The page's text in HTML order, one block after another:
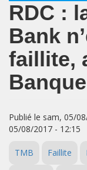
RDC :
Bank
faillite,
Publié le sam, 05/
05/08/2017 - 12:15
TMB Faillite